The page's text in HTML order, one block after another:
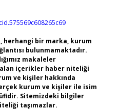
herhangi bir marka, kurum
bulunmamaktadır.
makaleler
içerikler haber niteliği
ve kişiler hakkında
kurum ve kişiler ile isim
Sitemizdeki bilgiler
taşımazlar.